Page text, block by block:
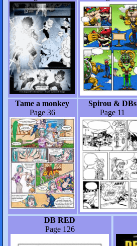
Tame a monkey
Page 36
Spirou & DBs
Page 11
DB RED
Page 126